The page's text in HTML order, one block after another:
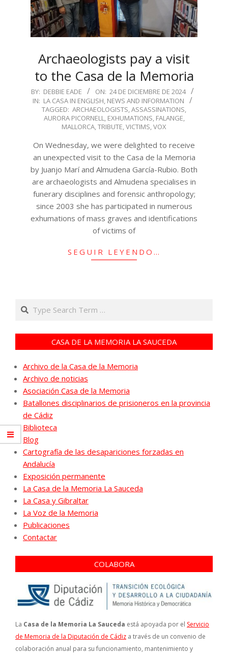
Archaeologists pay a visit
to the Casa de la Memoria
2024-
12-
BY: DEBBIE EADE ON: 24 DE DICIEMBRE DE 2024
IN: LA CASA IN ENGLISH, NEWS AND INFORMATION
TAGGED: ARCHAEOLOGISTS,ASSASSINATIONS,
AURORA PICORNELL, EXHUMATIONS, FALANGE,
MALLORCA,TRIBUTE,VICTIMS,VOX
On Wednesday, we were delighted to receive
an unexpected visit to the Casa de la Memoria
by Juanjo Marí and Almudena García-Rubio. Both
are archaeologists and Almudena specialises in
funerary disciplines and forensic anthropology;
since 2003 she has participated in numerous
exhumations of mass graves and identifications
of victims of
SEGUIR LEYENDO…
Search
CASA DE LA MEMORIA LA SAUCEDA
Archivo de la Casa de la Memoria
Archivo de noticias
Asociación Casa de la Memoria
Batallones disciplinarios de prisioneros en la provincia
de Cádiz
Biblioteca
Blog
Cartografía de las desapariciones forzadas en
Andalucía
Exposición permanente
La Casa de la Memoria La Sauceda
La Casa y Gibraltar
La Voz de la Memoria
Publicaciones
Contactar
COLABORA
La Casa de la Memoria La Sauceda está apoyada por el Servicio
de Memoria de la Diputación de Cádiz a través de un convenio de
colaboración anual para su funcionamiento, mantenimiento y